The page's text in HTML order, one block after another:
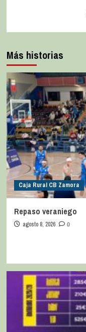
Más historias
Caja Rural CB Zamora
Repaso veraniego
agosto 8, 2026 0